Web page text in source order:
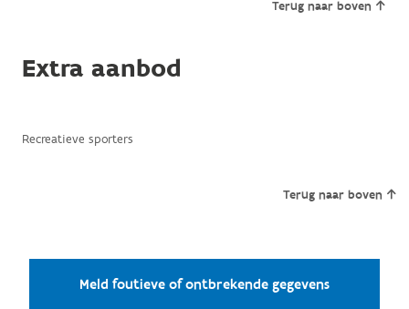
Terug naar boven
Extra aanbod
Recreatieve sporters
Terug naar boven
Meld foutieve of ontbrekende gegevens